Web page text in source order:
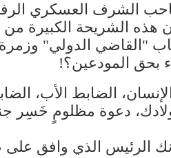
العسكري الرفيع،
هذه الشريحة
"القاضي الدولي"
بحق المودعين؟!
الضابط الأب،
دعوة مظلومٍ خَسِر
الرئيس الذي وافق